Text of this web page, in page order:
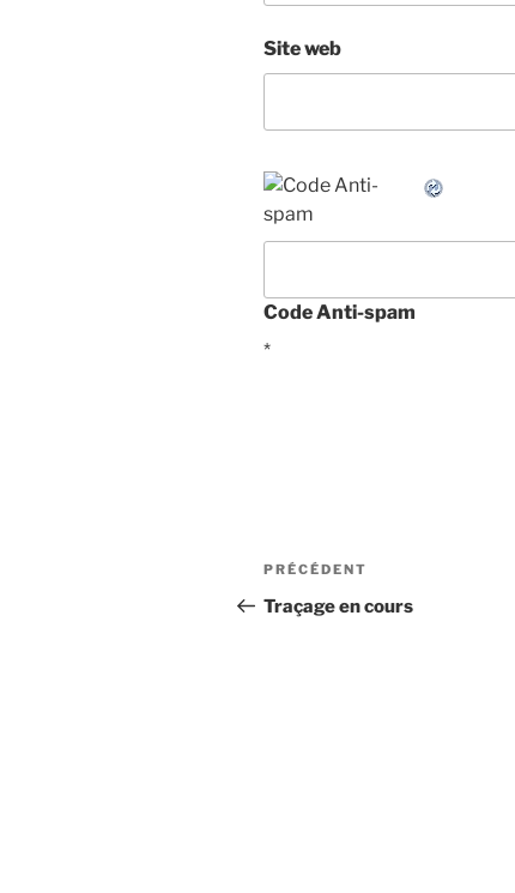
Site web
Code Anti-spam
*
Navigation
de
Article
précédent
PRÉCÉDENT
Traçage en cours